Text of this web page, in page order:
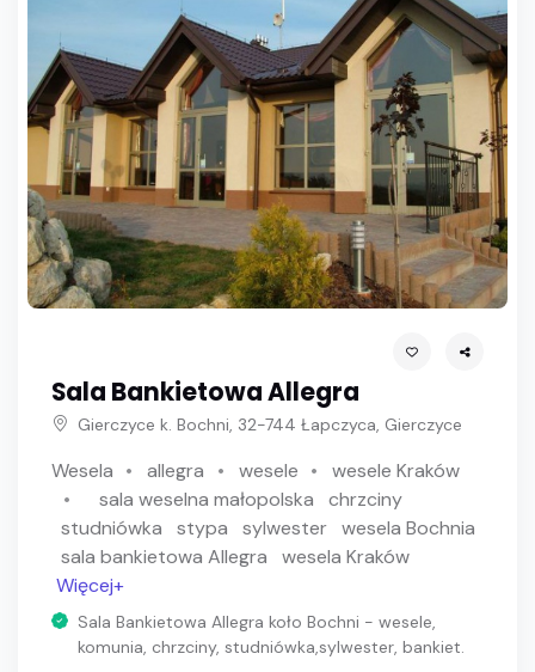
Sala Bankietowa Allegra
Gierczyce k. Bochni, 32-744 Łapczyca, Gierczyce
Wesela allegra wesele
wesele Kraków
sala weselna małopolska
chrzciny
studniówka
stypa sylwester wesela Bochnia
sala bankietowa Allegra
wesela Kraków
Więcej+
Sala Bankietowa Allegra koło Bochni - wesele,
komunia, chrzciny, studniówka,sylwester, bankiet.